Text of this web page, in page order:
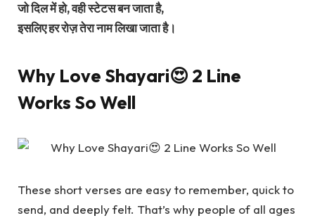
जो दिल में हो, वही स्टेटस बन जाता है,
इसलिए हर रोज़ तेरा नाम लिखा जाता है।
Why Love Shayari😍 2 Line
Works So Well
These short verses are easy to remember, quick to
send, and deeply felt. That’s why people of all ages